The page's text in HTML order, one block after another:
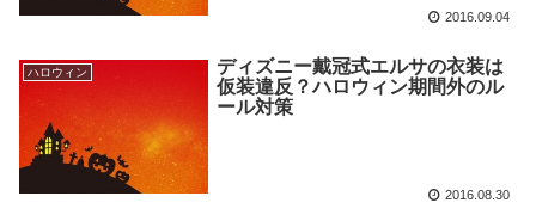
2016.09.04
ハロウィン
ディズニー戴冠式エルサの衣装は
仮装違反？ハロウィン期間外のル
ール対策
2016.08.30